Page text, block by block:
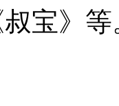
叔宝》